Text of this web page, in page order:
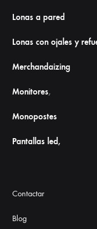
Lonas a pared
Lonas con ojales y
Merchandaizing
Monitores,
Monopostes
Pantallas led,
Contactar
Blog